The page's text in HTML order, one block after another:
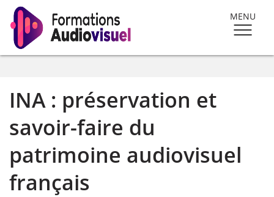
MENU
INA : préservation et
savoir-faire du
patrimoine audiovisuel
français